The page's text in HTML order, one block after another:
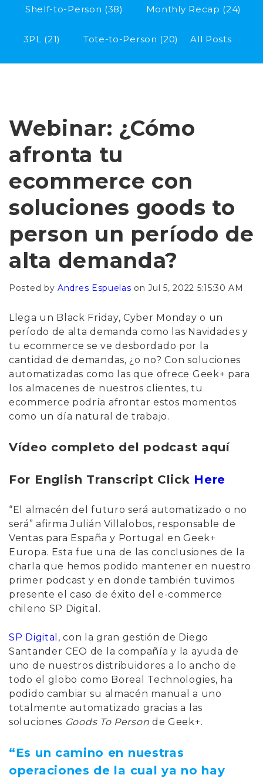
Shelf-to-Person (38) Monthly Recap (24)
3PL (21) Tote-to-Person (20) All Posts
Webinar: ¿Cómo
afronta tu
ecommerce con
soluciones goods to
person un período de
alta demanda?
Posted by Andres Espuelas on Jul 5, 2022 5:15:30 AM
Llega un Black Friday, Cyber Monday o un
período de alta demanda como las Navidades y
tu ecommerce se ve desbordado por la
cantidad de demandas, ¿o no? Con soluciones
automatizadas como las que ofrece Geek+ para
los almacenes de nuestros clientes, tu
ecommerce podría afrontar estos momentos
como un día natural de trabajo.
Vídeo completo del podcast aquí
For English Transcript Click Here
“El almacén del futuro será automatizado o no
será” afirma Julián Villalobos, responsable de
Ventas para España y Portugal en Geek+
Europa. Esta fue una de las conclusiones de la
charla que hemos podido mantener en nuestro
primer podcast y en donde también tuvimos
presente el caso de éxito del e-commerce
chileno SP Digital.
SP Digital , con la gran gestión de Diego
Santander CEO de la compañía y la ayuda de
uno de nuestros distribuidores a lo ancho de
todo el globo como Boreal Technologies, ha
podido cambiar su almacén manual a uno
totalmente automatizado gracias a las
soluciones Goods To Person de Geek+.
“Es un camino en nuestras
operaciones de la cual ya no hay